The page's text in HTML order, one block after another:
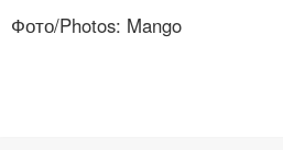
Фото/Photos: Mango